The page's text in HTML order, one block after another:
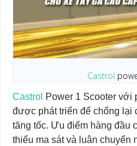
Castrol
Castrol Power 1 Scooter với
được phát triển để chống lại
tăng tốc. Ưu điểm hàng đầu
thiểu ma sát và luân chuyển